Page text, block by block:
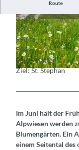
© Markus Schluep, Berner
© Berner Wanderwege
Route
3:30 h
620 m
993 m
594 m
Start: Matten
Ziel: St. Stephan
Im Juni hält der
Alpwiesen werden
Blumengärten. Ein
einem Seitental des